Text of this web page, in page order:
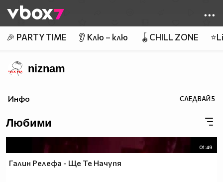
👾
🎉 PARTY TIME 👂 Клю – клю 🪀CHILL ZONE
niznam
Инфо СЛЕДВАЙ5
Любими
01:49
Галин Релефа - Ще Те Начупя